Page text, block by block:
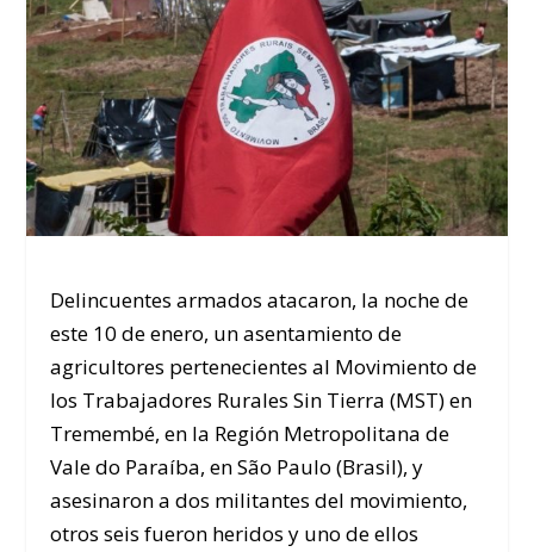
Delincuentes armados atacaron, la noche de
este 10 de enero, un asentamiento de
agricultores pertenecientes al Movimiento de
los Trabajadores Rurales Sin Tierra (MST) en
Tremembé, en la Región Metropolitana de
Vale do Paraíba, en São Paulo (Brasil), y
asesinaron a dos militantes del movimiento,
otros seis fueron heridos y uno de ellos